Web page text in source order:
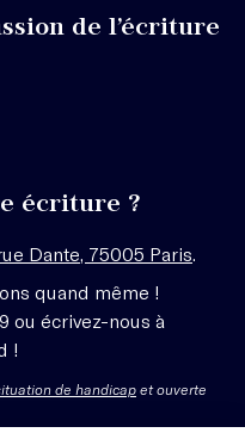
de l’écriture
écriture ?
Dante, 75005 Paris
quand même !
ou écrivez-nous à
!
de handicap et ouverte